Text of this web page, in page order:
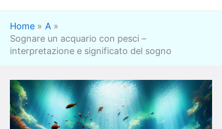
Home
A
Sognare un acquario con pesci –
interpretazione e significato del sogno